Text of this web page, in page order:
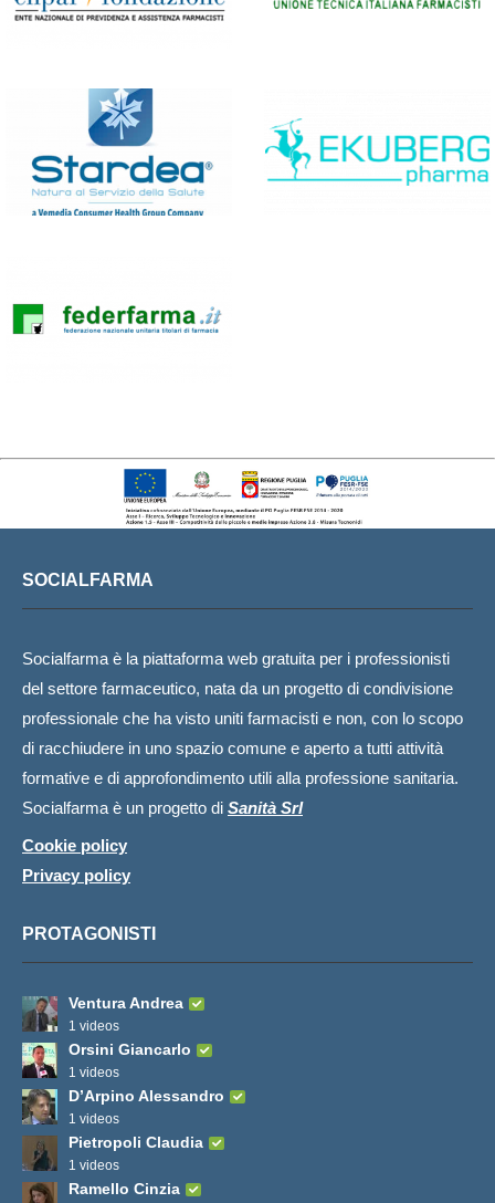
SOCIALFARMA
Socialfarma è la piattaforma web gratuita per i professionisti
del settore farmaceutico, nata da un progetto di condivisione
professionale che ha visto uniti farmacisti e non, con lo scopo
di racchiudere in uno spazio comune e aperto a tutti attività
formative e di approfondimento utili alla professione sanitaria.
Socialfarma è un progetto di Sanità Srl
Cookie policy
Privacy policy
PROTAGONISTI
Ventura Andrea
1 videos
Orsini Giancarlo
1 videos
D’Arpino Alessandro
1 videos
Pietropoli Claudia
1 videos
Ramello Cinzia